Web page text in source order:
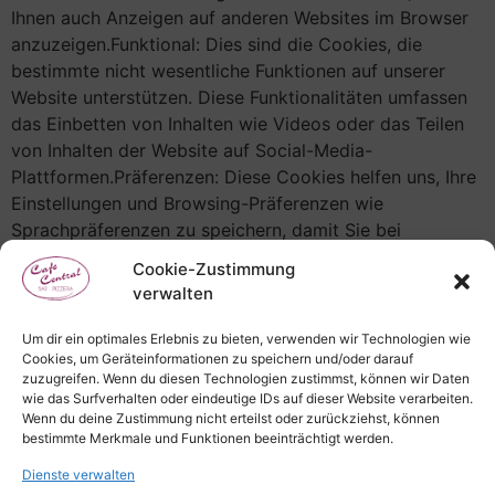
Cookie-Zustimmung
verwalten
Um dir ein optimales Erlebnis zu bieten, verwenden wir Technologien wie
Cookies, um Geräteinformationen zu speichern und/oder darauf
zuzugreifen. Wenn du diesen Technologien zustimmst, können wir Daten
wie das Surfverhalten oder eindeutige IDs auf dieser Website verarbeiten.
Wenn du deine Zustimmung nicht erteilst oder zurückziehst, können
bestimmte Merkmale und Funktionen beeinträchtigt werden.
Dienste verwalten
Ihnen auch Anzeigen auf anderen Websites im Browser
anzuzeigen.Funktional: Dies sind die Cookies, die
bestimmte nicht wesentliche Funktionen auf unserer
Website unterstützen. Diese Funktionalitäten umfassen
das Einbetten von Inhalten wie Videos oder das Teilen
von Inhalten der Website auf Social-Media-
Plattformen.Präferenzen: Diese Cookies helfen uns, Ihre
Einstellungen und Browsing-Präferenzen wie
Sprachpräferenzen zu speichern, damit Sie bei
zukünftigen Besuchen der Website ein besseres und
effizienteres Erlebnis haben.[cookie_audit
details the cookies used in our website.“]
Wie Kann Ich Die Cookie-Einstellungen
Steuern?
Sollten Sie sich entscheiden, Ihre Einstellungen später
Ihrem Bildschirm auf die Registerkarte „Datenschutz-